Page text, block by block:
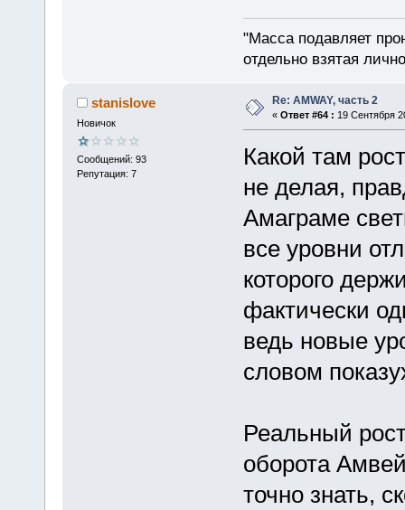
"Масса подавляет
отдельно взятая
stanislove
Новичок
Сообщений: 93
Репутация: 7
Re: AMWAY, часть 2
« Ответ #64 : 19 Сентября
Какой там
не делая,
Амаграме
все уровни
которого
фактически
ведь новые
словом
Реальный
оборота
точно знать,